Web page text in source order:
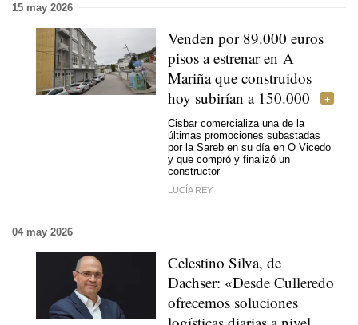
15 may 2026
Venden por 89.000 euros
pisos a estrenar en A
Mariña que construidos
hoy subirían a 150.000
Cisbar comercializa una de la
últimas promociones subastadas
por la Sareb en su día en O Vicedo
y que compró y finalizó un
constructor
LUCÍA REY
04 may 2026
Celestino Silva, de
Dachser: «Desde Culleredo
ofrecemos soluciones